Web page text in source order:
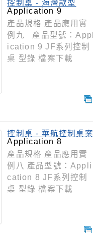
控制桌 - 海灣款型
Application 9
產品規格 產品應用實
例九 產品型號：Appl
ication 9 JF系列控制
桌 型錄 檔案下載
控制桌 - 華航控制桌案
Application 8
產品規格 產品應用實
例八 產品型號：Appli
cation 8 JF系列控制
桌 型錄 檔案下載